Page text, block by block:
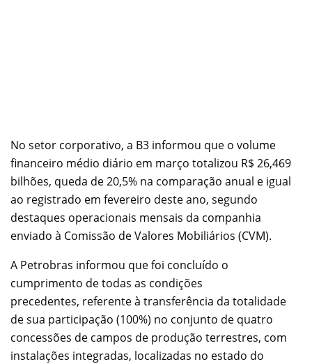
No setor corporativo, a B3 informou que o volume
financeiro médio diário em março totalizou R$ 26,469
bilhões, queda de 20,5% na comparação anual e igual
ao registrado em fevereiro deste ano, segundo
destaques operacionais mensais da companhia
enviado à Comissão de Valores Mobiliários (CVM).
A Petrobras informou que foi concluído o
cumprimento de todas as condições
precedentes, referente à transferência da totalidade
de sua participação (100%) no conjunto de quatro
concessões de campos de produção terrestres, com
instalações integradas, localizadas no estado do